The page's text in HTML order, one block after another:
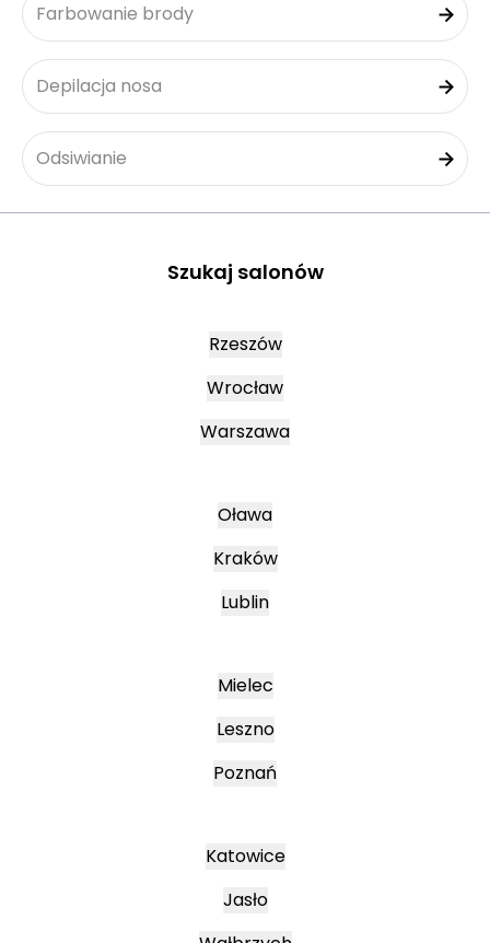
Farbowanie brody
Depilacja nosa
Odsiwianie
Szukaj salonów
Rzeszów
Wrocław
Warszawa
Oława
Kraków
Lublin
Mielec
Leszno
Poznań
Katowice
Jasło